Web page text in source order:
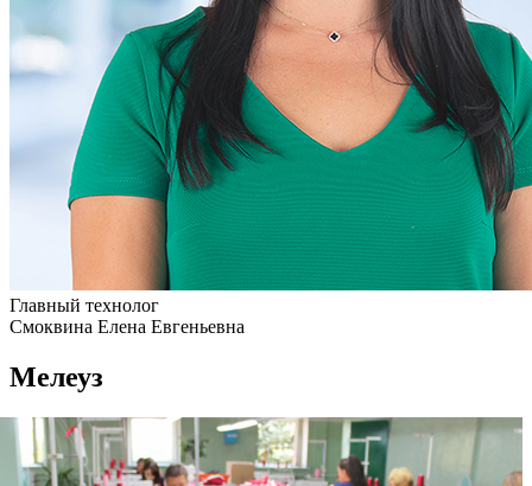
Главный технолог
Смоквина Елена Евгеньевна
Мелеуз